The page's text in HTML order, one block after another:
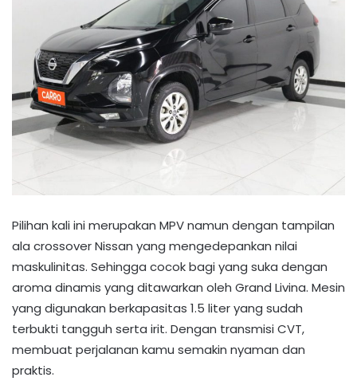
Pilihan kali ini merupakan MPV namun dengan tampilan
ala crossover Nissan yang mengedepankan nilai
maskulinitas. Sehingga cocok bagi yang suka dengan
aroma dinamis yang ditawarkan oleh Grand Livina. Mesin
yang digunakan berkapasitas 1.5 liter yang sudah
terbukti tangguh serta irit. Dengan transmisi CVT,
membuat perjalanan kamu semakin nyaman dan
praktis.